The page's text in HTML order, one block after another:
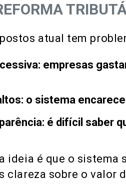
atual tem
: empresas
: o sistema
: é difícil saber
ideia é que o sistema
clareza sobre o valor